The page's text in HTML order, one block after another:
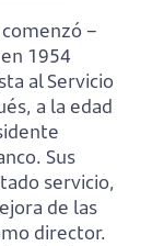
–
1954
al Servicio
a la edad
Sus
servicio,
de las
director.